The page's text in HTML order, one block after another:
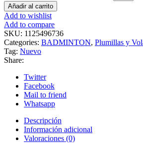
Añadir al carrito
Add to wishlist
Add to compare
SKU: 1125496736
Categories: BADMINTON, Plumillas y
Tag: Nuevo
Share:
Twitter
Facebook
Mail to friend
Whatsapp
Descripción
Información adicional
Valoraciones (0)